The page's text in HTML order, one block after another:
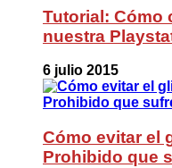
Tutorial: Cómo
nuestra
6 julio 2015
Cómo evitar el
Prohibido que